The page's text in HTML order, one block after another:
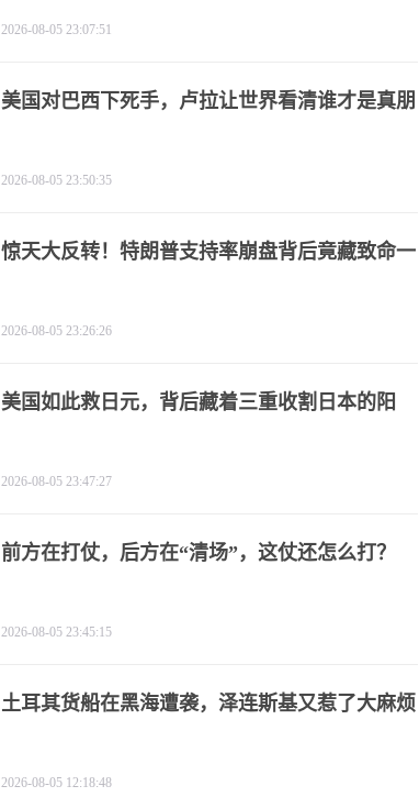
2026-08-05 23:07:51
美国对巴西下死手，卢拉让世界看清谁才是真朋
2026-08-05 23:50:35
惊天大反转！特朗普支持率崩盘背后竟藏致命一
2026-08-05 23:26:26
美国如此救日元，背后藏着三重收割日本的阳
2026-08-05 23:47:27
前方在打仗，后方在“清场”，这仗还怎么打？
2026-08-05 23:45:15
土耳其货船在黑海遭袭，泽连斯基又惹了大麻烦
2026-08-05 12:18:48